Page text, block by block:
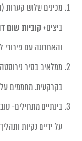
מכינים שלוש קערות
ביצים+קוביותשום
והאחרונה עם פירורי
ממלאים בסיר
בקרקעית. מחממים
בינתיים מתחילים-
על ידיים נקיות